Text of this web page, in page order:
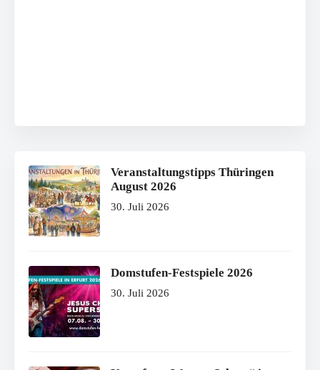
Veranstaltungstipps Thüringen
August 2026
30. Juli 2026
Domstufen-Festspiele 2026
30. Juli 2026